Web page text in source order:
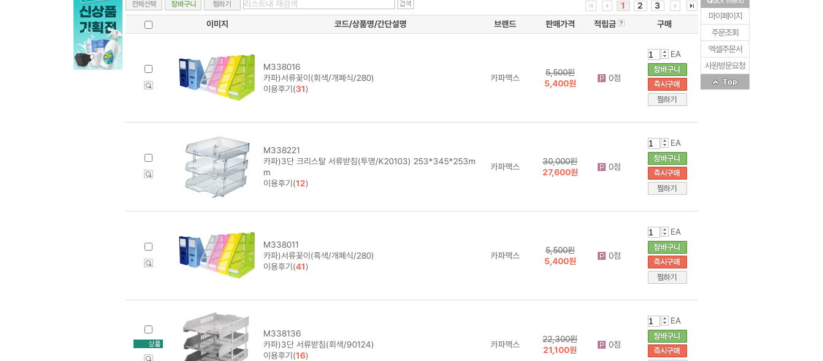
1 2
3
이미지
코드/상품명/간단설명 브랜드 판매가격 적립금 구매
M338016
카파)서류꽂이(회색/개폐식/280)
이용후기(31)
카파맥스
5,500원
5,400원
0점
EA
M338221
카파)3단 크리스탈 서류받침(투명/K20103) 253*345*253m
m
이용후기(12)
카파맥스
30,000원
27,600원
0점
EA
M338011
카파)서류꽂이(흑색/개폐식/280)
이용후기(41)
카파맥스
5,500원
5,400원
0점
EA
M338136
카파)3단 서류받침(회색/90124)
이용후기(16)
카파맥스
22,300원
21,100원
0점
EA
마이페이지
주문조회
엑셀주문서
사원방문요청